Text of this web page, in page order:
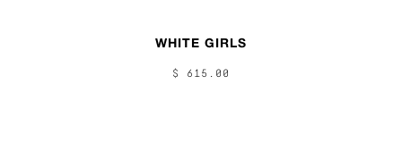
WHITE GIRLS
$ 615.00